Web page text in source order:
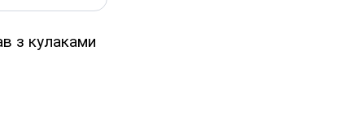
з кулаками